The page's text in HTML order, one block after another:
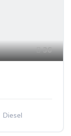
36
Diesel